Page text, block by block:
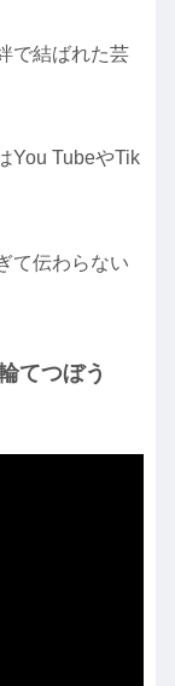
で結ばれた芸
You TubeやTik
て伝わらない
てつぼう